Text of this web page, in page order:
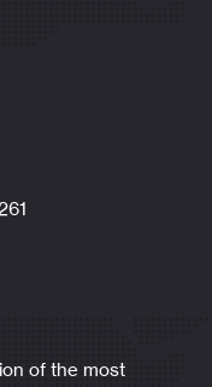
of the most